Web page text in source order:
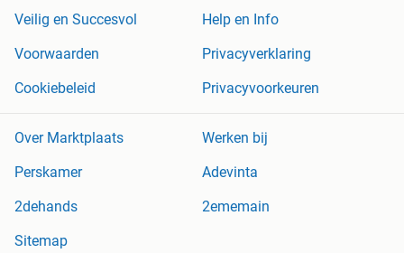
Veilig en Succesvol
Help en Info
Voorwaarden
Privacyverklaring
Cookiebeleid
Privacyvoorkeuren
Over Marktplaats
Werken bij
Perskamer
Adevinta
2dehands
2ememain
Sitemap